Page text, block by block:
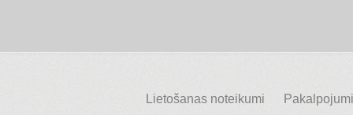
Lietošanas noteikumi